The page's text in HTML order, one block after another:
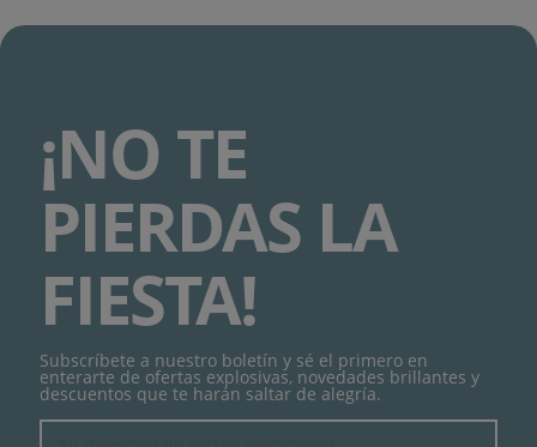
¡NO TE
PIERDAS LA
FIESTA!
Subscríbete a nuestro boletín y sé el primero en
enterarte de ofertas explosivas, novedades brillantes y
descuentos que te harán saltar de alegría.